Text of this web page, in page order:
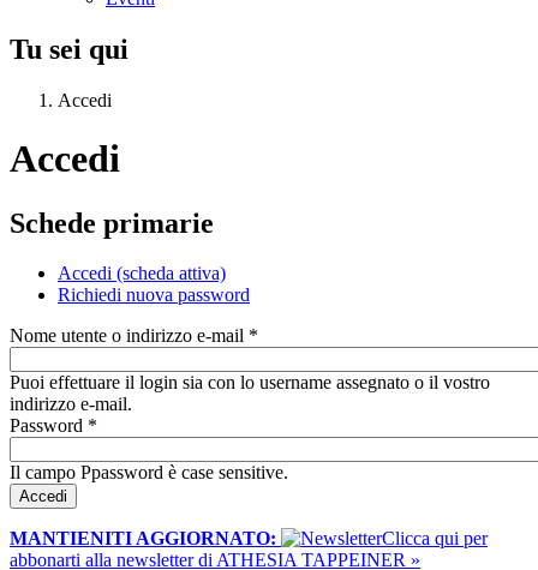
Tu sei qui
Accedi
Accedi
Schede primarie
Accedi (scheda attiva)
Richiedi nuova password
Nome utente o indirizzo e-mail *
Puoi effettuare il login sia con lo username assegnato o il vostro
indirizzo e-mail.
Password *
Il campo Ppassword è case sensitive.
MANTIENITI AGGIORNATO:
​Clicca qui per
abbonarti alla newsletter di ATHESIA TAPPEINER »